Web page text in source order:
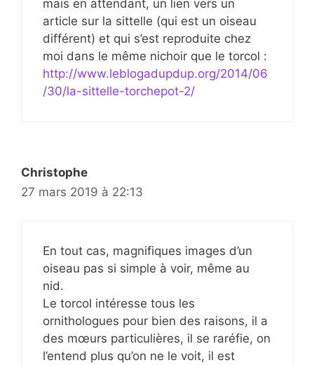
mais en attendant, un lien vers un
article sur la sittelle (qui est un oiseau
différent) et qui s’est reproduite chez
moi dans le même nichoir que le torcol :
http://www.leblogadupdup.org/2014/06
/30/la-sittelle-torchepot-2/
Christophe
27 mars 2019 à 22:13
En tout cas, magnifiques images d’un
oiseau pas si simple à voir, même au
nid.
Le torcol intéresse tous les
ornithologues pour bien des raisons, il a
des mœurs particulières, il se raréfie, on
l’entend plus qu’on ne le voit, il est